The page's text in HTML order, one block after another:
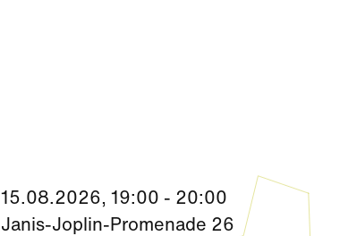
15.08.2026, 19:00 - 20:00
Janis-Joplin-Promenade 26